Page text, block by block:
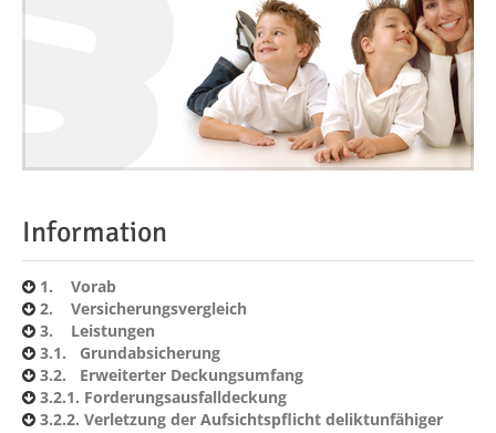
Information
1. Vorab
2. Versicherungsvergleich
3. Leistungen
3.1. Grundabsicherung
3.2. Erweiterter Deckungsumfang
3.2.1. Forderungsausfalldeckung
3.2.2. Verletzung der Aufsichtspflicht deliktunfähiger